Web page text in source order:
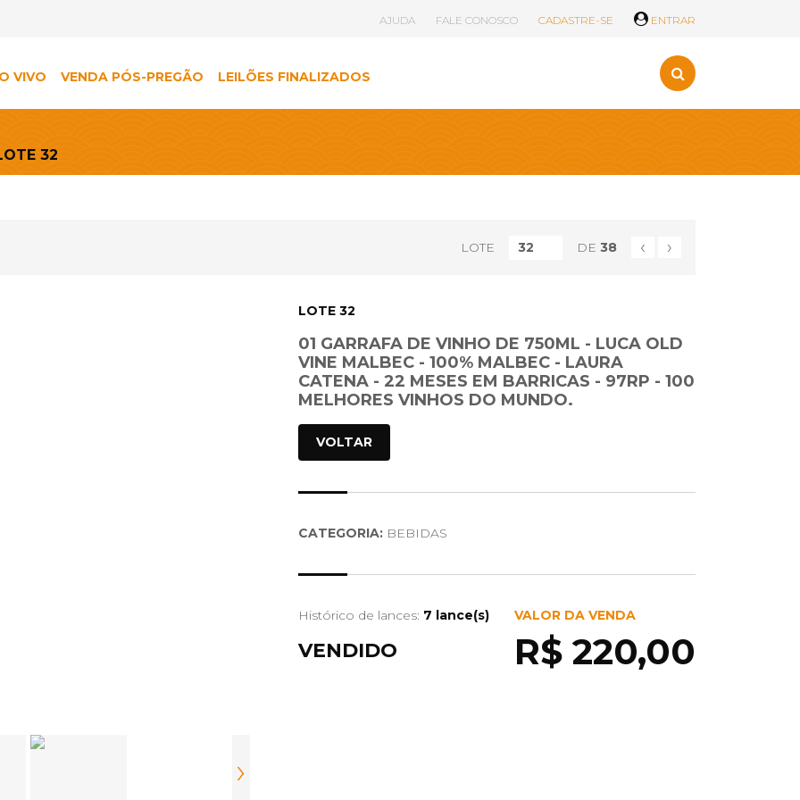
AJUDA FALE CONOSCO CADASTRE-SE ENTRAR
VIVO VENDA PÓS-PREGÃO LEILÕES FINALIZADOS
32
LOTE DE 38 ‹ ›
›
LOTE 32
01 GARRAFA DE VINHO DE 750ML - LUCA OLD
VINE MALBEC - 100% MALBEC - LAURA
CATENA - 22 MESES EM BARRICAS - 97RP - 100
MELHORES VINHOS DO MUNDO.
VOLTAR
CATEGORIA: BEBIDAS
Histórico de lances: 7 lance(s)
VENDIDO
VALOR DA VENDA
R$ 220,00